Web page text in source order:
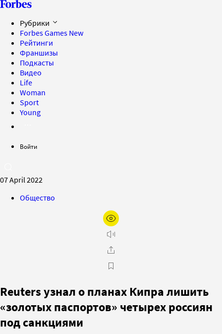
Рубрики
Forbes Games New
Рейтинги
Франшизы
Подкасты
Видео
Life
Woman
Sport
Young
Войти
07 April 2022
Общество
Reuters узнал о планах Кипра лишить
«золотых паспортов» четырех россиян
под санкциями